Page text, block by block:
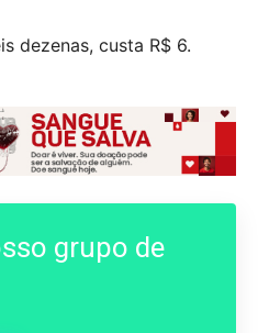
dezenas, custa R$ 6.
grupo de